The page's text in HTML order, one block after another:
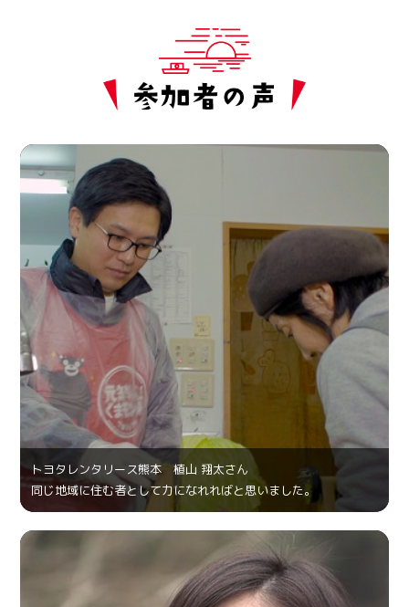
トヨタレンタリース熊本 植山 翔太さん
同じ地域に住む者として力になれればと思いました。